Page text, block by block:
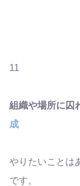
11
組織や場所に囚
成
やりたいことは
です。